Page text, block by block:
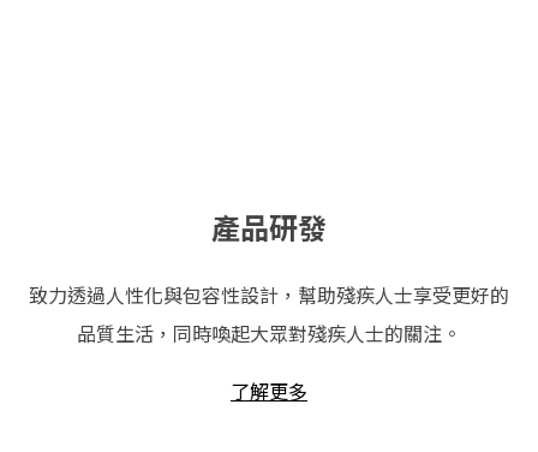
產品研發
致力透過人性化與包容性設計，幫助殘疾人士享受更好的
品質生活，同時喚起大眾對殘疾人士的關注。
了解更多